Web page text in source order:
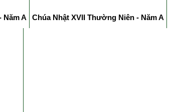
Năm A Chúa Nhật XVII Thường Niên - Năm A